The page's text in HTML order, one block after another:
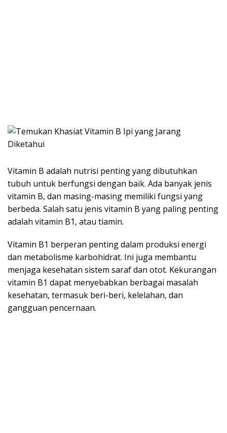
Vitamin B adalah nutrisi penting yang dibutuhkan
tubuh untuk berfungsi dengan baik. Ada banyak jenis
vitamin B, dan masing-masing memiliki fungsi yang
berbeda. Salah satu jenis vitamin B yang paling penting
adalah vitamin B1, atau tiamin.
Vitamin B1 berperan penting dalam produksi energi
dan metabolisme karbohidrat. Ini juga membantu
menjaga kesehatan sistem saraf dan otot. Kekurangan
vitamin B1 dapat menyebabkan berbagai masalah
kesehatan, termasuk beri-beri, kelelahan, dan
gangguan pencernaan.